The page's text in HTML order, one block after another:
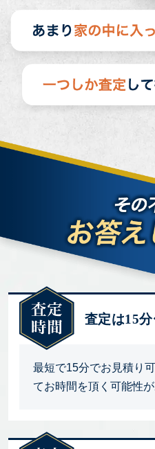
査定は15
最短で15分でお見積り
てお時間を頂く可能性が